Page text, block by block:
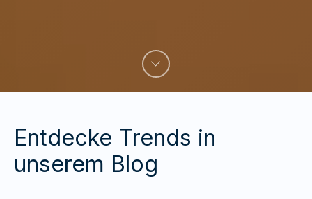
Entdecke Trends in
unserem Blog